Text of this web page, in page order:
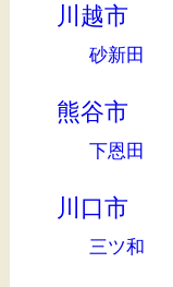
川越市
砂新田
熊谷市
下恩田
川口市
三ツ和